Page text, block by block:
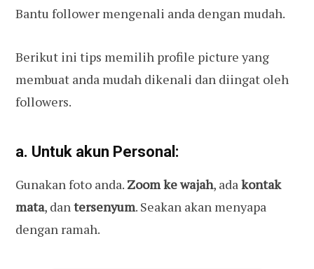
Bantu follower mengenali anda dengan mudah.
Berikut ini tips memilih profile picture yang
membuat anda mudah dikenali dan diingat oleh
followers.
a. Untuk akun Personal:
Gunakan foto anda. Zoom ke wajah, adakontak
mata, dantersenyum. Seakan akan menyapa
dengan ramah.